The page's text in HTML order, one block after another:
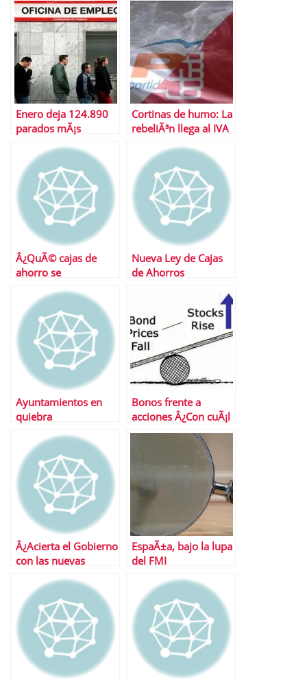
Enero deja 124.890
parados mÃ¡s
Cortinas de humo: La
rebeliÃ³n llega al IVA
Â¿QuÃ© cajas de
ahorro se
Nueva Ley de Cajas
de Ahorros
Ayuntamientos en
quiebra
Bonos frente a
acciones Â¿Con cuÃ¡l
nos quedamos?
Â¿Acierta el Gobierno
con las nuevas
EspaÃ±a, bajo la lupa
del FMI